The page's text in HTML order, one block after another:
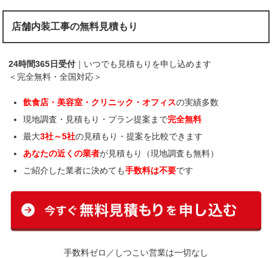
店舗内装工事の無料見積もり
24時間365日受付 ｜いつでも見積もりを申し込めます
＜完全無料・全国対応＞
飲食店・美容室・クリニック・オフィスの実績多数
現地調査・見積もり・プラン提案まで完全無料
最大3社～5社の見積もり・提案を比較できます
あなたの近くの業者が見積もり（現地調査も無料）
ご紹介した業者に決めても手数料は不要です
手数料ゼロ／しつこい営業は一切なし